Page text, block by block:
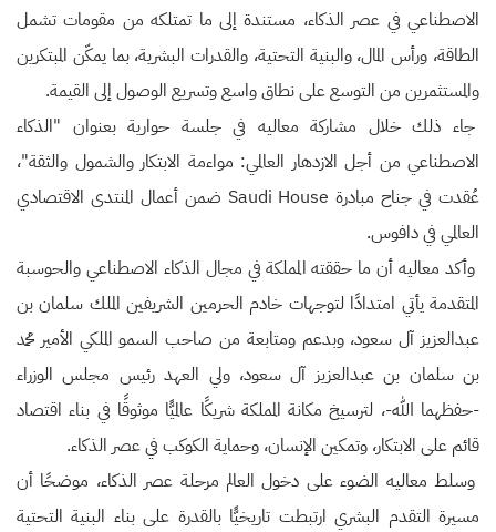
الاصطناعي في عصر الذكاء، مستندة إلى ما تمتلكه من مقومات تشمل
الطاقة، ورأس المال، والبنية التحتية، والقدرات البشرية، بما يمكّن المبتكرين
والمستثمرين من التوسع على نطاق واسع وتسريع الوصول إلى القيمة.
جاء ذلك خلال مشاركة معاليه في جلسة حوارية بعنوان "الذكاء
الاصطناعي من أجل الازدهار العالمي: مواءمة الابتكار والشمول والثقة"،
عُقدت في جناح مبادرة Saudi House ضمن أعمال المنتدى الاقتصادي
العالمي في دافوس.
وأكد معاليه أن ما حققته المملكة في مجال الذكاء الاصطناعي والحوسبة
المتقدمة يأتي امتدادًا لتوجهات خادم الحرمين الشريفين الملك سلمان بن
عبدالعزيز آل سعود، وبدعم ومتابعة من صاحب السمو الملكي الأمير محمد
بن سلمان بن عبدالعزيز آل سعود، ولي العهد رئيس مجلس الوزراء
-حفظهما الله-، لترسيخ مكانة المملكة شريكًا عالميًّا موثوقًا في بناء اقتصاد
قائم على الابتكار، وتمكين الإنسان، وحماية الكوكب في عصر الذكاء.
وسلط معاليه الضوء على دخول العالم مرحلة عصر الذكاء، موضحًا أن
مسيرة التقدم البشري ارتبطت تاريخيًّا بالقدرة على بناء البنية التحتية